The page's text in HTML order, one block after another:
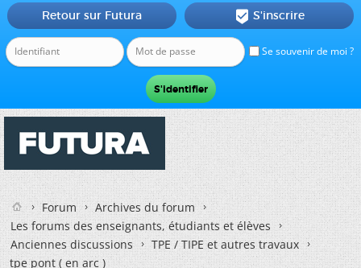
Se souvenir de moi ?
Retour sur Futura  S'inscrire
Forum
Archives du forum
Les forums des enseignants, étudiants et élèves
Anciennes discussions
TPE / TIPE et autres travaux
tpe pont ( en arc )